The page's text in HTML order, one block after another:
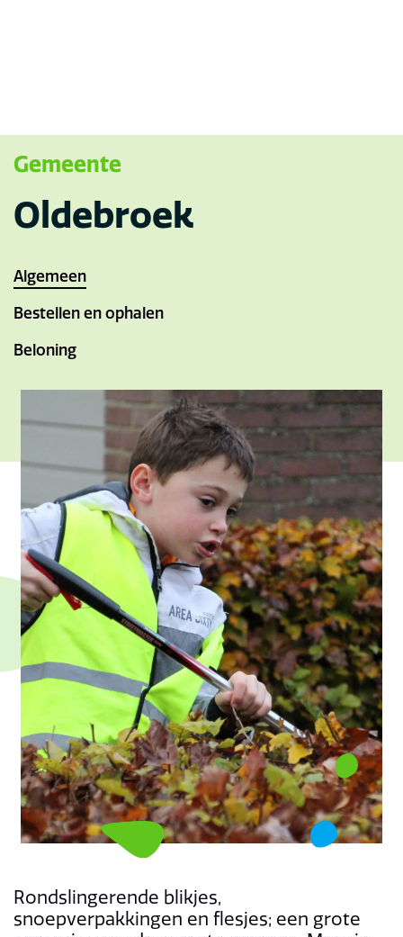
Gemeente
Oldebroek
Algemeen
Bestellen en ophalen
Beloning
Rondslingerende blikjes,
snoepverpakkingen en flesjes; een grote